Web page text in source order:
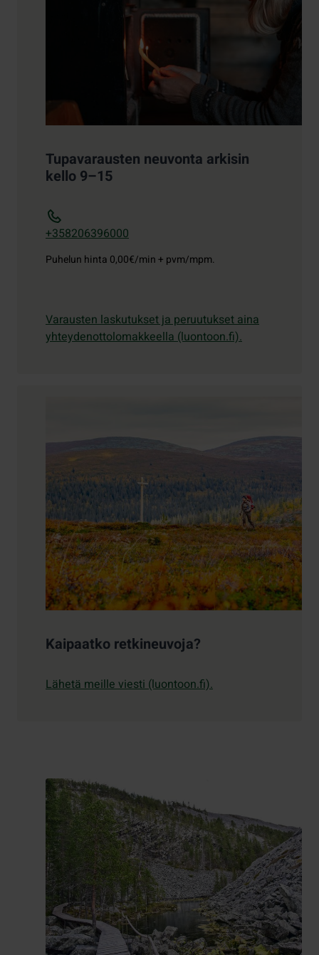
Tupavarausten neuvonta arkisin
kello 9–15
+358206396000
Puhelun hinta 0,00€/min + pvm/mpm.
Varausten laskutukset ja peruutukset aina
yhteydenottolomakkeella (luontoon.fi).
Kaipaatko retkineuvoja?
Lähetä meille viesti (luontoon.fi).